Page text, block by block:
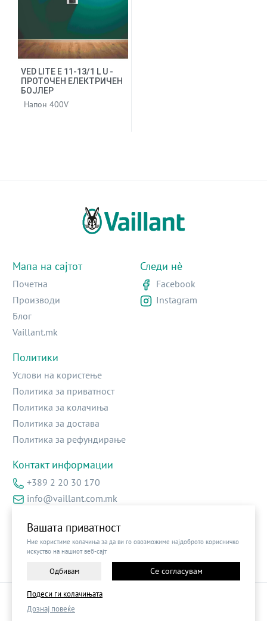
Вашата приватност
Ние користиме колачиња за да ви го овозможиме најдоброто корисничко
искуство на нашиот веб-сајт
Одбивам Се согласувам
Подеси ги колачињата
Дознај повеќе
VED LITE E 11-13/1 L U -
ПРОТОЧЕН ЕЛЕКТРИЧЕН
БОЈЛЕР
Напон 400V
Мапа на сајтот
Почетна
Производи
Блог
Vaillant.mk
Политики
Услови на користење
Политика за приватност
Политика за колачиња
Политика за достава
Политика за рефундирање
Контакт информации
+389 2 20 30 170
info@vaillant.com.mk
Следи нè
Facebook
Instagram
©2026
Поставки за колачиња